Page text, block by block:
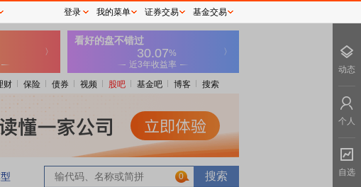
财 保险 债券 视频 股吧 基金吧 博客 搜索
0
登录 我的菜单 证券交易 基金交易
动态
个人
自选